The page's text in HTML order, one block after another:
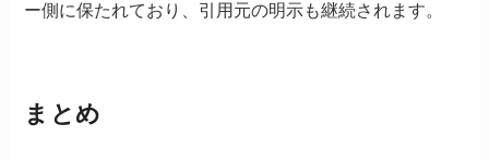
ー側に保たれており、引用元の明示も継続されます。
まとめ